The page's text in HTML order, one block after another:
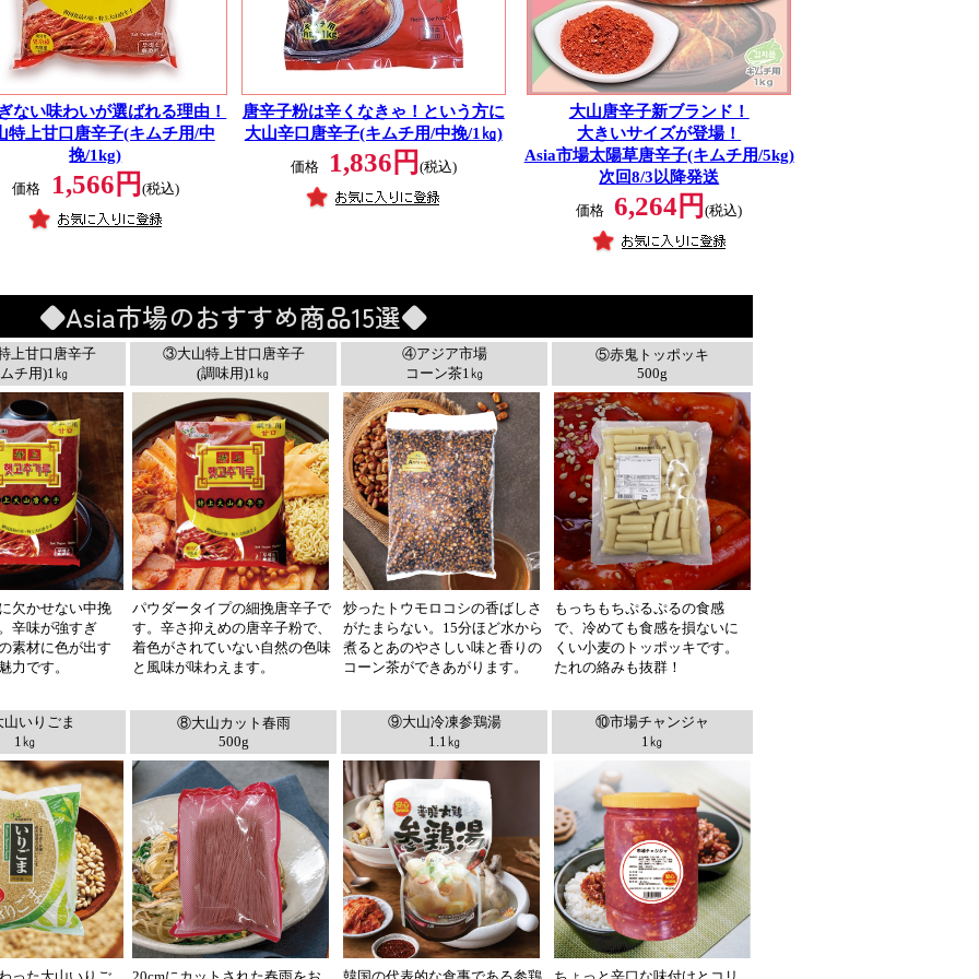
ない味わいが選ばれる理由！
特上甘口唐辛子(キムチ用/中
挽/1kg)
価格 1,566円 (税込)
唐辛子粉は辛くなきゃ！という方に
大山辛口唐辛子(キムチ用/中挽/1㎏)
価格 1,836円 (税込)
大山唐辛子新ブランド！
大きいサイズが登場！
Asia市場太陽草唐辛子(キムチ用/5kg)
次回8/3以降発送
価格 6,264円(税込)